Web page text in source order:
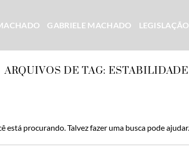
GABRIELE MACHADO LEGISLAÇÃO
ARQUIVOS DE TAG:ESTABILIDADE
está procurando. Talvez fazer uma busca pode ajudar.